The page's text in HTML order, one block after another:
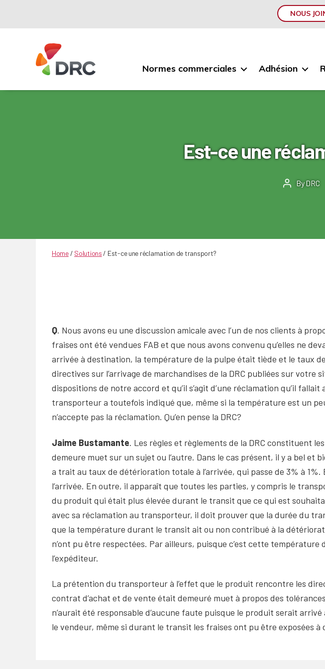
NOUS
and
Normes commerciales Adhésion
Est-ce une
Post
ByDRC
Home/ Solutions / Est-ce une réclamation de transport?
Q. Nous avons eu une discussion amicale avec l’un de nos clients à
fraises ont été vendues FAB et que nous avons convenu qu’elles ne
arrivée à destination, la température de la pulpe était tiède et le taux
directives sur l’arrivage de marchandises de la DRC publiées sur
dispositions de notre accord et qu’il s’agit d’une réclamation qu’il
transporteur a toutefois indiqué que, même si la température est un
n’accepte pas la réclamation. Qu’en pense la DRC?
Jaime Bustamante. Les règles et règlements de la DRC constituent
demeure muet sur un sujet ou l’autre. Dans le cas présent, il y a bel
a trait au taux de détérioration totale à l’arrivée, qui passe de 3% à
l’arrivée. En outre, il apparaît que toutes les parties, y compris le
du produit qui était plus élevée durant le transit que ce qui est
avec sa réclamation au transporteur, il doit prouver que la durée du
que la température durant le transit ait ou non contribué à la
n’ont pu être respectées. Par ailleurs, puisque c’est cette
l’expéditeur.
La prétention du transporteur à l’effet que le produit rencontre les
contrat d’achat et de vente était demeuré muet à propos des
n’aurait été responsable d’aucune faute puisque le produit serait
le vendeur, même si durant le transit les fraises ont pu être exposées